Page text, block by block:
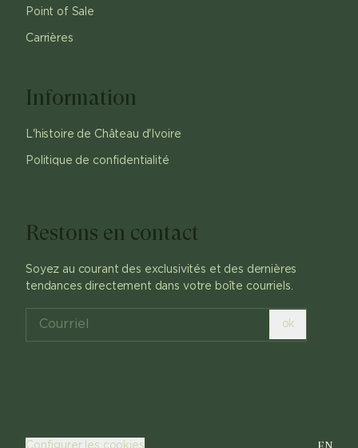
Point of Sale
Carrières
Information
L'histoire de Château d'Ivoire
Politique de confidentialité
Restons en contact
Soyez au courant des exclusivités et des dernières
tendances directement dans votre boîte courriels.
ok
Configurer les cookies EN